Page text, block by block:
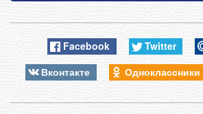
Facebook Twitter
Вконтакте
Одноклассники